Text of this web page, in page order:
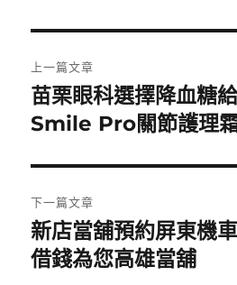
章
導
覽
上一篇文章
上
一
文
章:
苗栗眼科選擇降血糖
Smile Pro關節護理
下一篇文章
下
一
新店當舖預約屏東機
借錢為您高雄當舖